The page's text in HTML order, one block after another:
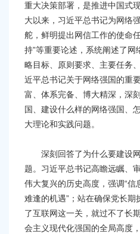
重大决策部署，是推进中国式
大以来，习近平总书记为网络
舵，鲜明提出网信工作的使命
持”等重要论述，系统阐述了
略目标、原则要求、主要任务
近平总书记关于网络强国的重
富、体系完备、博大精深，深
国、建设什么样的网络强国、
大理论和实践问题。
深刻回答了为什么要建设网
题。习近平总书记高瞻远瞩、
伟大复兴的历史高度，强调“
难逢的机遇”；站在确保党长期
了互联网这一关，就过不了长
会主义现代化强国的全局高度